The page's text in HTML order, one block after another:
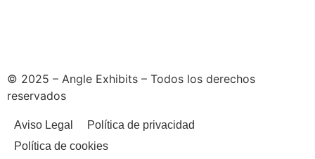
© 2025 – Angle Exhibits – Todos los derechos
reservados
Aviso Legal
Política de privacidad
Política de cookies